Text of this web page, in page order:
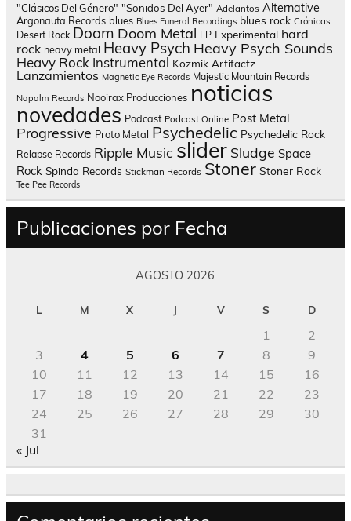
"Clásicos Del Género" "Sonidos Del Ayer" Adelantos Alternative
Argonauta Records blues Blues Funeral Recordings blues rock Crónicas
Desert Rock Doom Doom Metal EP Experimental hard
rock heavy metal Heavy Psych Heavy Psych Sounds
Heavy Rock Instrumental Kozmik Artifactz
Lanzamientos Magnetic Eye Records Majestic Mountain Records
Napalm Records Nooirax Producciones noticias
novedades Podcast Podcast Online Post Metal
Progressive Proto Metal Psychedelic Psychedelic Rock
Relapse Records Ripple Music slider Sludge Space
Rock Spinda Records Stickman Records Stoner Stoner Rock
Tee Pee Records
Publicaciones por Fecha
AGOSTO 2026
L M X J V S D
1
2
3
4 5 6 7 8
9
10
11 12 13 14 15
16
17
18 19 20 21 22
23
24
25 26 27 28 29
30
31
« Jul